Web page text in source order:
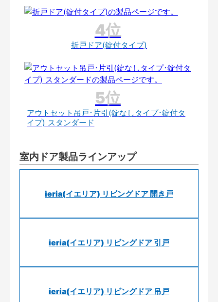
折戸ドア(錠付タイプ)
アウトセット吊戸･片引(錠なしタイプ･錠付タ
イプ) スタンダード
室内ドア製品ラインアップ
ieria(イエリア) リビングドア 開き戸
ieria(イエリア) リビングドア 引戸
ieria(イエリア) リビングドア 吊戸